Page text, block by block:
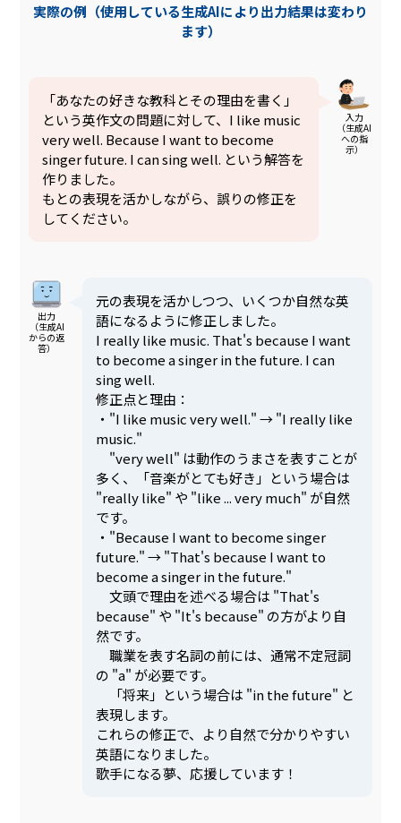
実際の例（使用している生成AIにより出力結果は変わり
ます）
「あなたの好きな教科とその理由を書く」
という英作文の問題に対して、I like music
very well. Because I want to become
singer future. I can sing well. という解答を
作りました。
もとの表現を活かしながら、誤りの修正を
してください。
入力
（生成AI
への指
示）
出力
（生成AI
からの返
答）
元の表現を活かしつつ、いくつか自然な英
語になるように修正しました。
I really like music. That's because I want
to become a singer in the future. I can
sing well.
修正点と理由：
・"I like music very well." → "I really like
music."
"very well" は動作のうまさを表すことが
多く、「音楽がとても好き」という場合は
"really like" や "like ... very much" が自然
です。
・"Because I want to become singer
future." → "That's because I want to
become a singer in the future."
文頭で理由を述べる場合は "That's
because" や "It's because" の方がより自
然です。
職業を表す名詞の前には、通常不定冠詞
の "a" が必要です。
「将来」という場合は "in the future" と
表現します。
これらの修正で、より自然で分かりやすい
英語になりました。
歌手になる夢、応援しています！